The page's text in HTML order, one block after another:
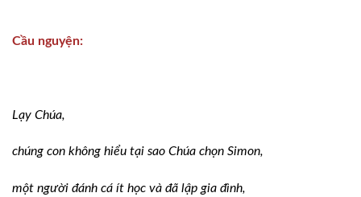
Cầu nguyện:
Lạy Chúa,
chúng con không hiểu tại sao Chúa chọn Simon,
một người đánh cá ít học và đã lập gia đình,